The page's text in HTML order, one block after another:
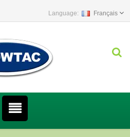
Français